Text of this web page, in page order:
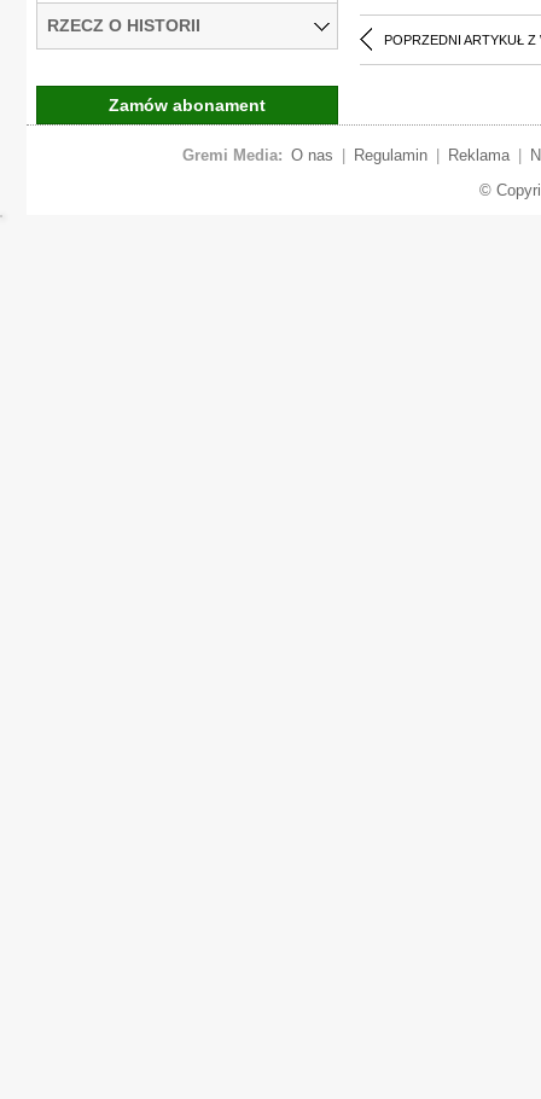
POPRZEDNI ARTYKUŁ Z
RZECZ O HISTORII
Zamów abonament
Gremi Media: O nas Regulamin Reklama
©